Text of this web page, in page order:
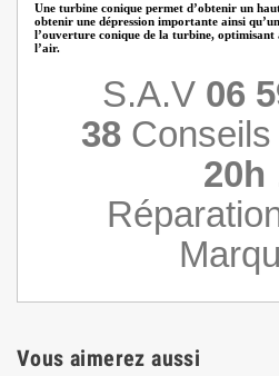
Une turbine conique permet d’obtenir un
obtenir une dépression importante ainsi
l’ouverture conique de la turbine, optimisant
l’air.
S.A.V 06
38 Conseils
20h
Vous aimerez aussi